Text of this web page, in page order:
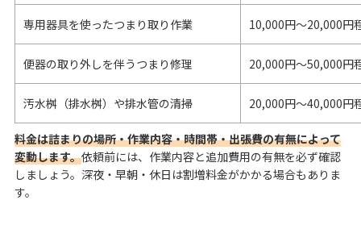
専用器具を使ったつまり取り作業 10,000円〜20,000円
便器の取り外しを伴うつまり修理 20,000円〜50,000円
汚水桝（排水桝）や排水管の清掃 20,000円〜40,000円
料金は詰まりの場所・作業内容・時間帯・出張費の有無によって
変動します。依頼前には、作業内容と追加費用の有無を必ず確認
しましょう。深夜・早朝・休日は割増料金がかかる場合もありま
す。